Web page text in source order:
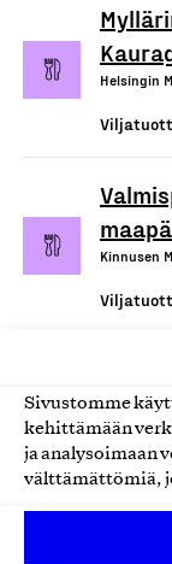
Sivustomme
kehittämään
ja analysoimaan
välttämättömiä,
Helsingin
Kinnusen